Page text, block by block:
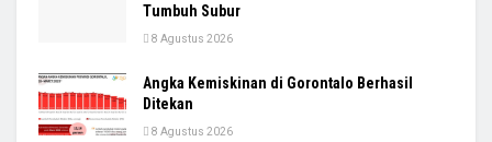
Tumbuh Subur
8 Agustus 2026
Angka Kemiskinan di Gorontalo Berhasil
Ditekan
8 Agustus 2026